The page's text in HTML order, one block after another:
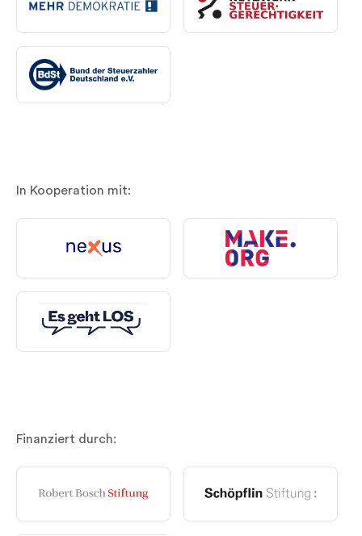
In Kooperation mit:
Finanziert durch: